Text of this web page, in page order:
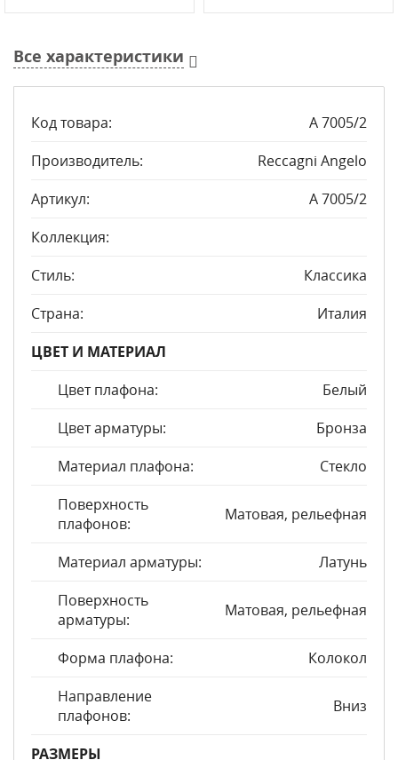
Все характеристики
Код товара:
A 7005/2
Производитель:
Reccagni Angelo
Артикул:
A 7005/2
Коллекция:
Стиль:
Классика
Страна:
Италия
ЦВЕТ И МАТЕРИАЛ
Цвет плафона:
Белый
Цвет арматуры:
Бронза
Материал плафона:
Стекло
Поверхность
плафонов:
Матовая, рельефная
Материал арматуры:
Латунь
Поверхность
арматуры:
Матовая, рельефная
Форма плафона:
Колокол
Направление
плафонов:
Вниз
РАЗМЕРЫ